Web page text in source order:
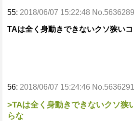
55: 2018/06/07 15:22:48
TAは全く身動きできないクソ狭い
56: 2018/06/07 15:24:46
>TAは全く身動きできないクソ狭
らな